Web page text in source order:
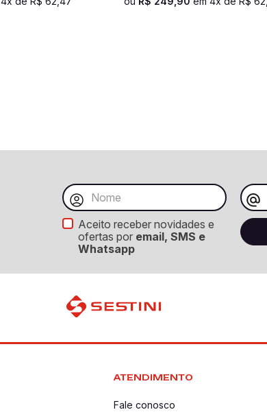
Aceito receber novidades e
ofertas por email, SMS e
Whatsapp
ATENDIMENTO
Fale conosco